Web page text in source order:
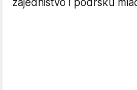
zajedništvo i podršku